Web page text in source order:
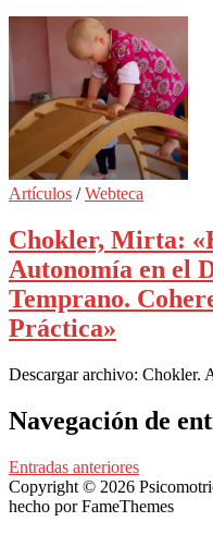
Artículos /Webteca
Chokler, Mirta:
Autonomía en el
Temprano.
Práctica»
Descargar archivo: Chokler.
Navegación de
Entradas anteriores
Copyright © 2026
hecho por FameThemes